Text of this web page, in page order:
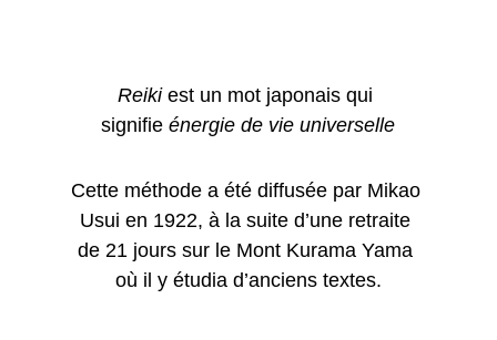
Reiki est un mot japonais qui
signifie énergie de vie universelle
Cette méthode a été diffusée par Mikao
Usui en 1922, à la suite d’une retraite
de 21 jours sur le Mont Kurama Yama
où il y étudia d’anciens textes.